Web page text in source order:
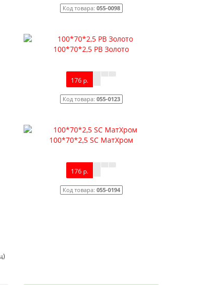
Код товара: 055-0098
100*70*2,5 PB Золото
176 р.
Код товара: 055-0123
100*70*2,5 SC МатХром
176 р.
Код товара: 055-0194